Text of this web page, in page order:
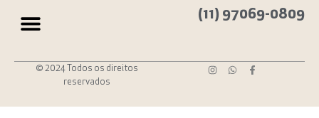
(11) 97069-0809
© 2024 Todos os direitos
reservados